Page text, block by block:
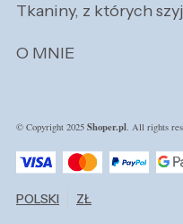
Tkaniny, z których
O MNIE
© Copyright 2025 Shoper.pl . All rights
POLSKI ZŁ